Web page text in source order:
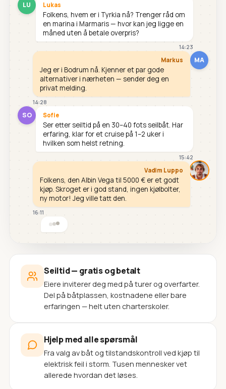
LU Lukas
Folkens, hvem er i Tyrkia nå? Trenger råd om
en marina i Marmaris — hvor kan jeg ligge en
måned uten å betale overpris?
14:23
MA
Markus
Jeg er i Bodrum nå. Kjenner et par gode
alternativer i nærheten — sender deg en
privat melding.
14:28
SO Sofie
Ser etter seiltid på en 30–40 fots seilbåt. Har
erfaring, klar for et cruise på 1–2 uker i
hvilken som helst retning.
15:42
Vadim Luppo
Folkens, den Albin Vega til 5000 € er et godt
kjøp. Skroget er i god stand, ingen kjølbolter,
ny motor! Jeg ville tatt den.
16:11
Seiltid — gratis og betalt
Eiere inviterer deg med på turer og overfarter.
Del på båtplassen, kostnadene eller bare
erfaringen — helt uten charterskoler.
Hjelp med alle spørsmål
Fra valg av båt og tilstandskontroll ved kjøp til
elektrisk feil i storm. Tusen mennesker vet
allerede hvordan det løses.